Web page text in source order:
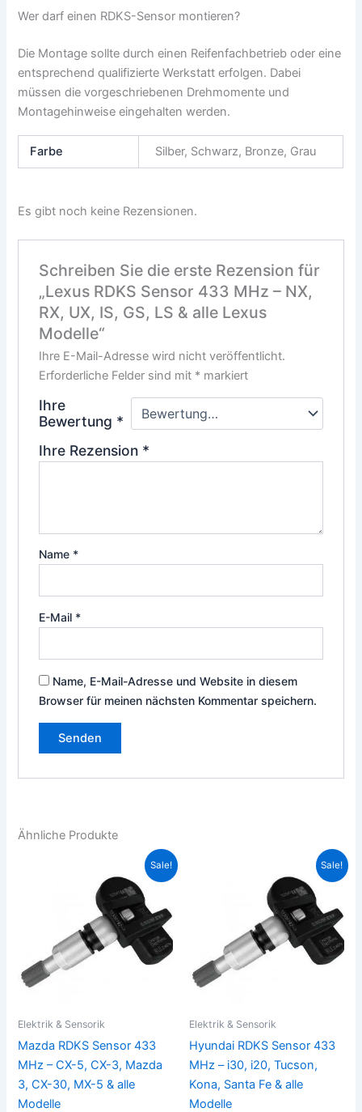
Wer darf einen RDKS-Sensor montieren?
Die Montage sollte durch einen Reifenfachbetrieb oder eine
entsprechend qualifizierte Werkstatt erfolgen. Dabei
müssen die vorgeschriebenen Drehmomente und
Montagehinweise eingehalten werden.
Farbe Silber, Schwarz, Bronze, Grau
Es gibt noch keine Rezensionen.
Schreiben Sie die erste Rezension für
„Lexus RDKS Sensor 433 MHz – NX,
RX, UX, IS, GS, LS & alle Lexus
Modelle“
Ihre E-Mail-Adresse wird nicht veröffentlicht.
Erforderliche Felder sind mit *markiert
Ihre
Bewertung *
Ihre Rezension *
Name *
E-Mail *
Name, E-Mail-Adresse und Website in diesem
Browser für meinen nächsten Kommentar speichern.
Ähnliche Produkte
Sale!
Elektrik & Sensorik
Mazda RDKS Sensor 433
MHz – CX-5, CX-3, Mazda
3, CX-30, MX-5 & alle
Modelle
36,00€
ist:
28,00€.
Dieses
Produkt
mehrere
Varianten
auf.
können
Sale!
Elektrik & Sensorik
Hyundai RDKS Sensor 433
MHz – i30, i20, Tucson,
Kona, Santa Fe & alle
Modelle
ist:
28,00€.
auf.